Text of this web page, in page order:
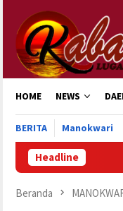
konten
HOME NEWS
BERITA Manokwari
Headline
Beranda